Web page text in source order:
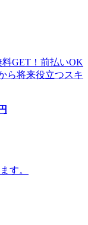
料GET！前払いOK
ら将来役立つスキ
円
す。